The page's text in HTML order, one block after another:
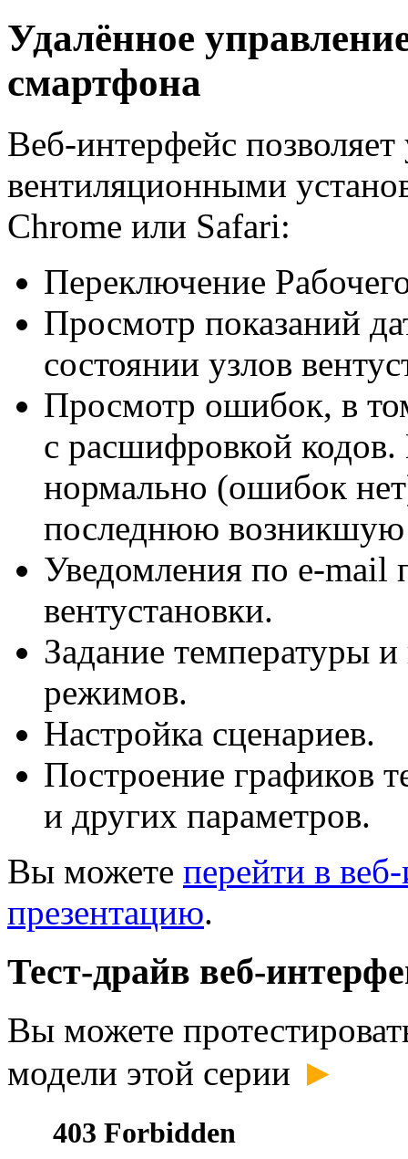
Удалённое
смартфона
Веб-интерфейс позволяет
вентиляционными
Chrome или Safari:
Переключение
Просмотр показаний
состоянии узлов
Просмотр ошибок, в
с расшифровкой кодов.
нормально (ошибок
последнюю
Уведомления по e-mail
вентустановки.
Задание температуры
режимов.
Настройка сценариев.
Построение графиков
и других параметров.
Вы можете перейти в
презентацию.
Тест-драйв веб-
Вы можете
модели этой серии ►